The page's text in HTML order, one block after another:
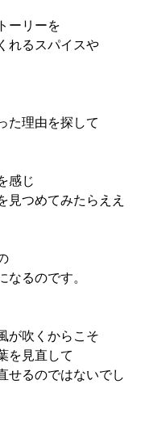
ーリーを
れるスパイスや
た理由を探して
感じ
見つめてみたらええ
るのです。
が吹くからこそ
を見直して
せるのではないでし